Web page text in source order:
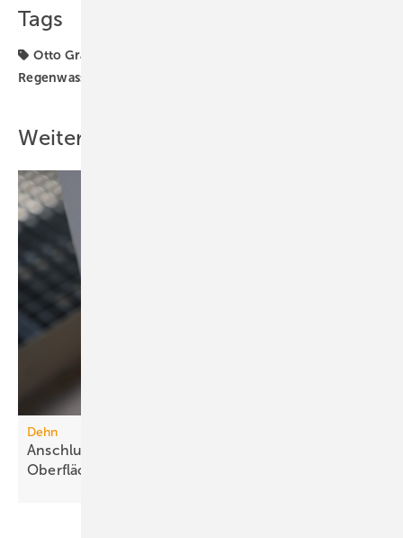
Tags
Otto Graf
Regenwasserrückhaltung
Weitere Inhalte
Dehn
Anschlussklemme für Stahlbauteile mit
Oberflächenschutz